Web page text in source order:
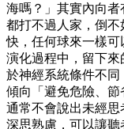
海嗎？」其實內向
都打不過人家，倒
快，任何球來一樣可
演化過程中，留下
於神經系統條件不
傾向「避免危險、
通常不會說出未經
深思熟慮，可以讓